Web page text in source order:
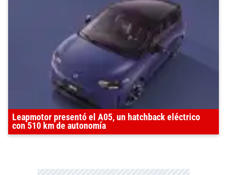
Leapmotor presentó el A05, un hatchback eléctrico
con 510 km de autonomía